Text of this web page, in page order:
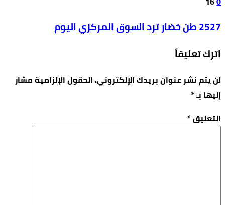
2527 طن خضار ترد السوق المركزي اليوم
اترك تعليقاً
لن يتم نشر عنوان بريدك الإلكتروني.الحقول الإلزامية مشار
إليها بـ*
التعليق*